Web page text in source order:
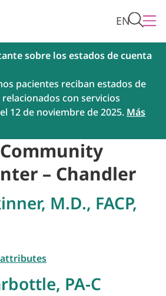
EN
sobre los estados de cuenta
pacientes reciban estados de
con servicios
12 de noviembre de 2025. Más
Community
– Chandler
M.D., FACP,
PA-C